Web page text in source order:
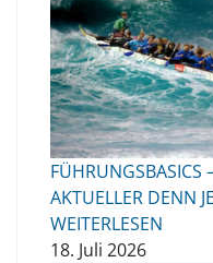
FÜHRUNGSBASICS
AKTUELLER DENN
WEITERLESEN
18. Juli 2026